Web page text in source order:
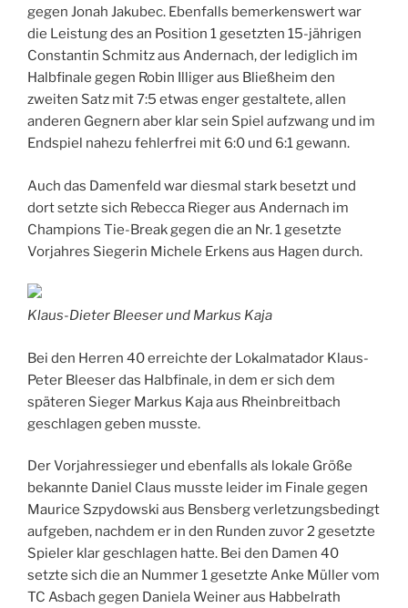
gegen Jonah Jakubec. Ebenfalls bemerkenswert war
die Leistung des an Position 1 gesetzten 15-jährigen
Constantin Schmitz aus Andernach, der lediglich im
Halbfinale gegen Robin Illiger aus Bließheim den
zweiten Satz mit 7:5 etwas enger gestaltete, allen
anderen Gegnern aber klar sein Spiel aufzwang und im
Endspiel nahezu fehlerfrei mit 6:0 und 6:1 gewann.
Auch das Damenfeld war diesmal stark besetzt und
dort setzte sich Rebecca Rieger aus Andernach im
Champions Tie-Break gegen die an Nr. 1 gesetzte
Vorjahres Siegerin Michele Erkens aus Hagen durch.
Klaus-Dieter Bleeser und Markus Kaja
Bei den Herren 40 erreichte der Lokalmatador Klaus-
Peter Bleeser das Halbfinale, in dem er sich dem
späteren Sieger Markus Kaja aus Rheinbreitbach
geschlagen geben musste.
Der Vorjahressieger und ebenfalls als lokale Größe
bekannte Daniel Claus musste leider im Finale gegen
Maurice Szpydowski aus Bensberg verletzungsbedingt
aufgeben, nachdem er in den Runden zuvor 2 gesetzte
Spieler klar geschlagen hatte. Bei den Damen 40
setzte sich die an Nummer 1 gesetzte Anke Müller vom
TC Asbach gegen Daniela Weiner aus Habbelrath